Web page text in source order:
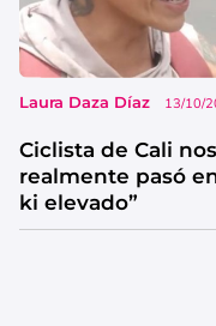
Laura Daza Díaz 13/10/
Ciclista de Cali
realmente pasó
ki elevado”